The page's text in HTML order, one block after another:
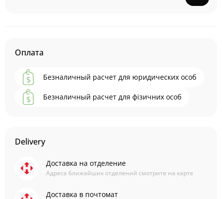
Оплата
Безналичный расчет для юридических особ
Безналичный расчет для фізичних особ
Delivery
Доставка на отделение
Адреса ближайших отделений смотрите на карте
Доставка в почтомат